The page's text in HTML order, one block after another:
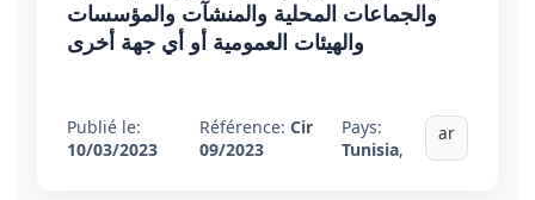
والجماعات المحلية والمنشآت والمؤسسات
والهيئات العمومية أو أي جهة أخرى
Publié le:
10/03/2023
Référence: Cir
09/2023
Pays:
Tunisia,
ar